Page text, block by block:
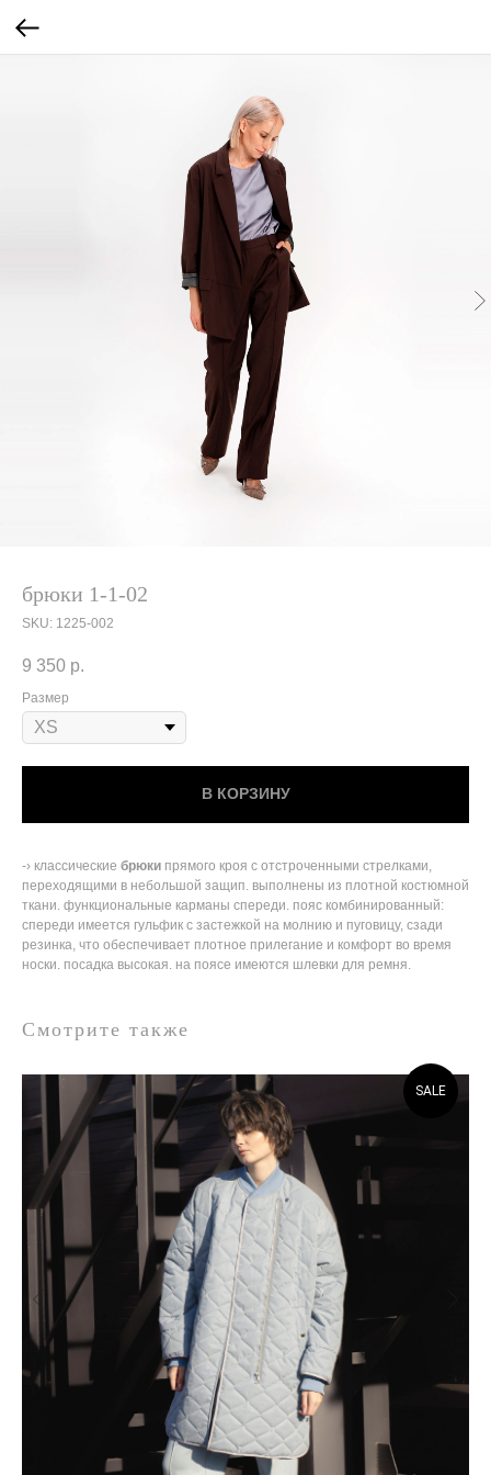
брюки 1-1-02
SKU: 1225-002
9 350 р.
Размер
В КОРЗИНУ
-› классические брюки прямого кроя с отстроченными стрелками,
переходящими в небольшой защип. выполнены из плотной костюмной
ткани. функциональные карманы спереди. пояс комбинированный:
спереди имеется гульфик с застежкой на молнию и пуговицу, сзади
резинка, что обеспечивает плотное прилегание и комфорт во время
носки. посадка высокая. на поясе имеются шлевки для ремня.
Смотрите также
SALE